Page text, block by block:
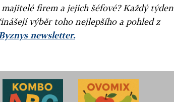
firem a jejich šéfové? Každý týden
výběr toho nejlepšího a pohled z
newsletter.